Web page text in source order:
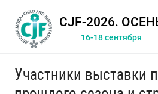
CJF-2026.
16-18 сентября
Участники выставки